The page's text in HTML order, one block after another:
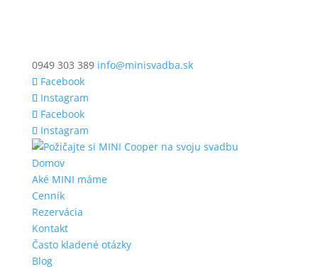
0949 303 389 info@minisvadba.sk
Facebook
Instagram
Facebook
Instagram
Domov
Aké MINI máme
Cenník
Rezervácia
Kontakt
Často kladené otázky
Blog